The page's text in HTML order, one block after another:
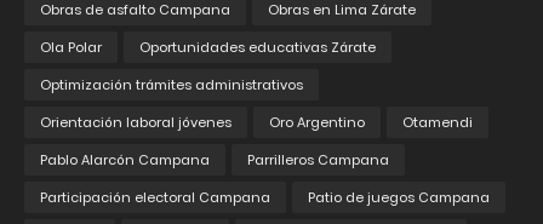
Obras de asfalto Campana
Obras en Lima Zárate
Ola Polar
Oportunidades educativas Zárate
Optimización trámites administrativos
Orientación laboral jóvenes
Oro Argentino
Otamendi
Pablo Alarcón Campana
Parrilleros Campana
Participación electoral Campana
Patio de juegos Campana